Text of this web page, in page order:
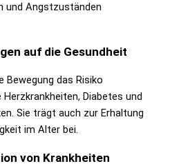
und Angstzuständen
auf die Gesundheit
Bewegung das Risiko
Diabetes und
Sie trägt auch zur Erhaltung
im Alter bei.
von Krankheiten